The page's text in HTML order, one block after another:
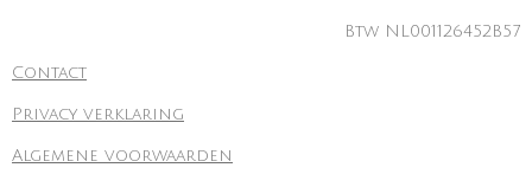
Btw NL001126452B57
Contact
Privacy verklaring
Algemene voorwaarden